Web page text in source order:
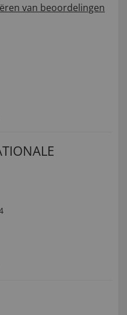
van beoordelingen